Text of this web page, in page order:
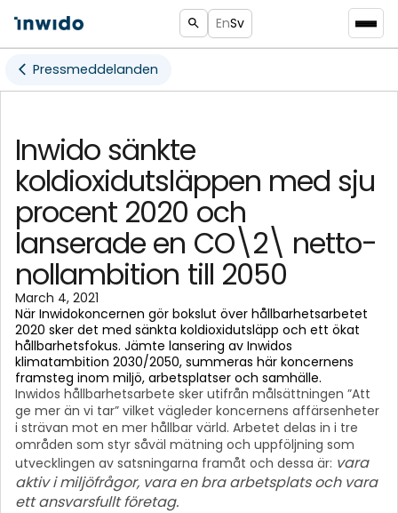
EnSv
Pressmeddelanden
Inwido sänkte
koldioxidutsläppen med sju
procent 2020 och
lanserade en CO\2\ netto-
nollambition till 2050
March 4, 2021
När Inwidokoncernen gör bokslut över hållbarhetsarbetet
2020 sker det med sänkta koldioxidutsläpp och ett ökat
hållbarhetsfokus. Jämte lansering av Inwidos
klimatambition 2030/2050, summeras här koncernens
framsteg inom miljö, arbetsplatser och samhälle.
Inwidos hållbarhetsarbete sker utifrån målsättningen ”Att
ge mer än vi tar” vilket vägleder koncernens affärsenheter
i strävan mot en mer hållbar värld. Arbetet delas in i tre
områden som styr såväl mätning och uppföljning som
utvecklingen av satsningarna framåt och dessa är: vara
aktiv i miljöfrågor, vara en bra arbetsplats och vara
ett ansvarsfullt företag.